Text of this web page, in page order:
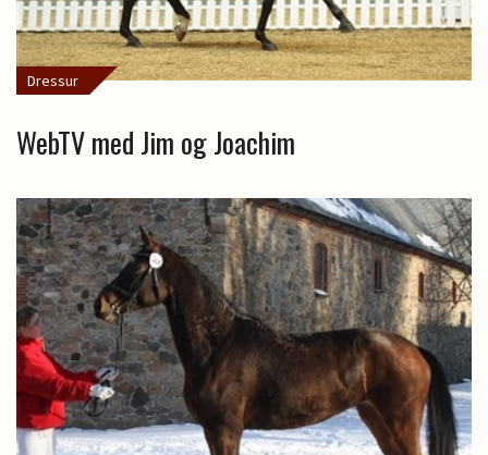
Dressur
WebTV med Jim og Joachim